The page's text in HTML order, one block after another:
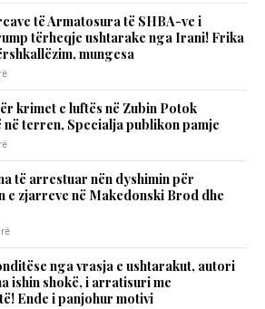
të Armatosura të SHBA-ve i
tërheqje ushtarake nga Irani! Frika
mungesa
krimet e luftës në Zubin Potok
në terren, Specialja publikon pamje
të arrestuar nën dyshimin për
e zjarreve në Makedonski Brod dhe
nga vrasja e ushtarakut, autori
ishin shokë, i arratisuri me
Ende i panjohur motivi